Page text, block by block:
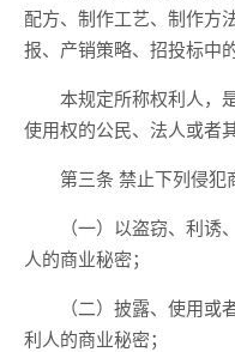
配方、制作工艺、制作方
报、产销策略、招投标中
本规定所称权利人，是
使用权的公民、法人或者
第三条 禁止下列侵犯
（一）以盗窃、利诱、
人的商业秘密；
（二）披露、使用或者
利人的商业秘密；